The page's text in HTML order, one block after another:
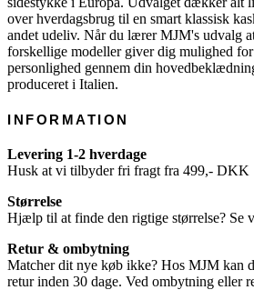
over hverdagsbrug til en smart klassisk
andet udeliv. Når du lærer MJM's udvalg
forskellige modeller giver dig mulighed
personlighed gennem din
produceret i Italien.
INFORMATION
Levering 1-2 hverdage
Husk at vi tilbyder fri fragt fra 499,- DKK
Størrelse
Hjælp til at finde den rigtige størrelse? Se
Retur & ombytning
Matcher dit nye køb ikke? Hos MJM kan
retur inden 30 dage. Ved ombytning eller